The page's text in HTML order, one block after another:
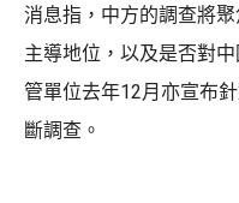
消息指，中方的調查將
主導地位，以及是否對
管單位去年12月亦宣布
斷調查。